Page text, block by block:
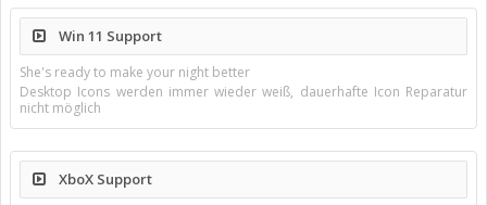
Win 11 Support
She's ready to make your night better
Desktop Icons werden immer wieder weiß, dauerhafte Icon Reparatur
nicht möglich
XboX Support